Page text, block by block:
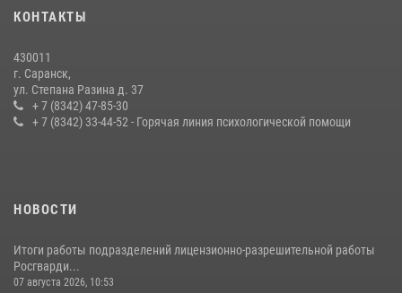
содействии сотрудников Росгвардии
Сотрудники Росгвардии обеспечили безопасность Всероссийского
конкурса профмастерства в Саранске
23 июля 2026, 11:54 4
КОНТАКТЫ
430011
г. Саранск,
ул. Степана Разина д. 37
+ 7 (8342) 47-85-30
+ 7 (8342) 33-44-52 - Горячая линия психологической помощи
НОВОСТИ
Итоги работы подразделений лицензионно-разрешительной работы
Росгварди...
07 августа 2026, 10:53